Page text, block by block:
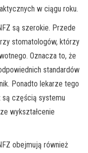
w ciągu roku.
są szerokie. Przede
stomatologów, którzy
Oznacza to, że
standardów
Ponadto lekarze tego
są częścią systemu
wykształcenie
obejmują również